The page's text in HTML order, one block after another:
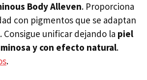
Body Alleven. Proporciona
con pigmentos que se adaptan
Consigue unificar dejando la piel
y con efecto natural.
.